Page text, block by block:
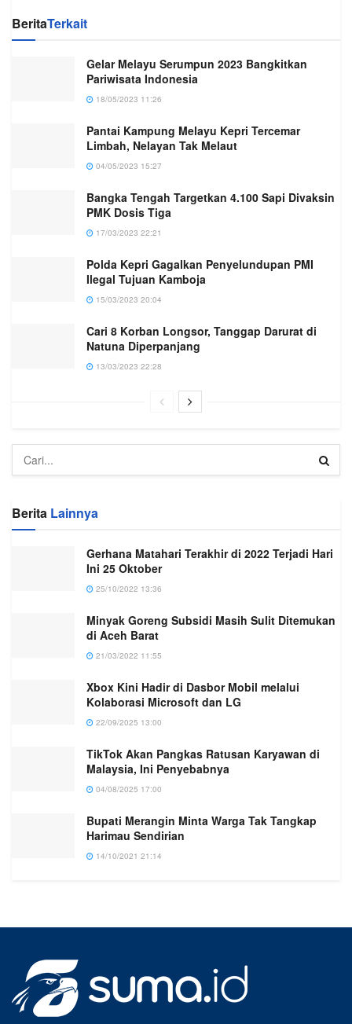
BeritaTerkait
Gelar Melayu Serumpun 2023 Bangkitkan
Pariwisata Indonesia
18/05/2023 11:26
Pantai Kampung Melayu Kepri Tercemar
Limbah, Nelayan Tak Melaut
04/05/2023 15:27
Bangka Tengah Targetkan 4.100 Sapi Divaksin
PMK Dosis Tiga
17/03/2023 22:21
Polda Kepri Gagalkan Penyelundupan PMI
Ilegal Tujuan Kamboja
15/03/2023 20:04
Cari 8 Korban Longsor, Tanggap Darurat di
Natuna Diperpanjang
13/03/2023 22:28
Berita Lainnya
Gerhana Matahari Terakhir di 2022 Terjadi Hari
Ini 25 Oktober
25/10/2022 13:36
Minyak Goreng Subsidi Masih Sulit Ditemukan
di Aceh Barat
21/03/2022 11:55
Xbox Kini Hadir di Dasbor Mobil melalui
Kolaborasi Microsoft dan LG
22/09/2025 13:00
TikTok Akan Pangkas Ratusan Karyawan di
Malaysia, Ini Penyebabnya
04/08/2025 17:00
Bupati Merangin Minta Warga Tak Tangkap
Harimau Sendirian
14/10/2021 21:14